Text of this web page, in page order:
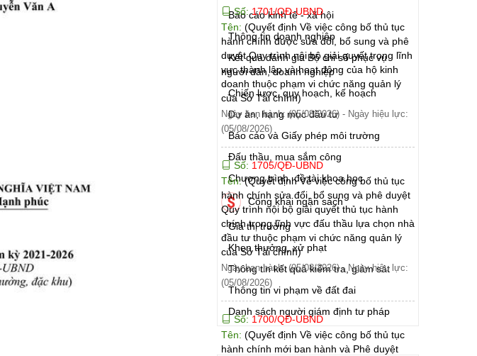
Số:1701/QĐ-UBND
Tên: (Quyết định Về việc công bố thủ tục
hành chính được sửa đổi, bổ sung và phê
duyệt Quy trình nội bộ giải quyết trong lĩnh
vực thành lập và hoạt động của hộ kinh
doanh thuộc phạm vi chức năng quản lý
của Sở Tài chính)
Ngày ban hành: (05/08/2026) - Ngày hiệu lực:
(05/08/2026)
Số: 1705/QĐ-UBND
Tên:(Quyết định Về việc công bố thủ tục
hành chính sửa đổi, bổ sung và phê duyệt
Quy trình nội bộ giải quyết thủ tục hành
chính trong lĩnh vực đấu thầu lựa chọn nhà
đầu tư thuộc phạm vi chức năng quản lý
của Sở Tài chính)
Ngày ban hành: (05/08/2026) - Ngày hiệu lực:
(05/08/2026)
Số: 1700/QĐ-UBND
Tên: (Quyết định Về việc công bố thủ tục
hành chính mới ban hành và Phê duyệt
Báo cáo kinh tế - xã hội
Thông tin doanh nghiệp
Kết quả đánh giá Bộ chỉ số phục vụ
người dân, doanh nghiệp
Chiến lược, quy hoạch, kế hoạch
Dự án, hạng mục đầu tư
Báo cáo và Giấy phép môi trường
Đấu thầu, mua sắm công
Chương trình, đề tài khoa học
Công khai ngân sách
Giá thị trường
Khen thưởng, xử phạt
Thông tin kết quả kiểm tra, giám sát
Thông tin vi phạm về đất đai
Danh sách người giám định tư pháp